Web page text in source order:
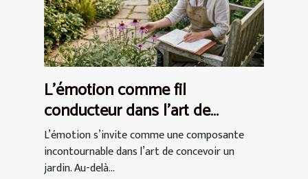
L’émotion comme fil
conducteur dans l’art de
concevoir un jardin
L’émotion s’invite comme une composante
incontournable dans l’art de concevoir un
jardin. Au-delà...